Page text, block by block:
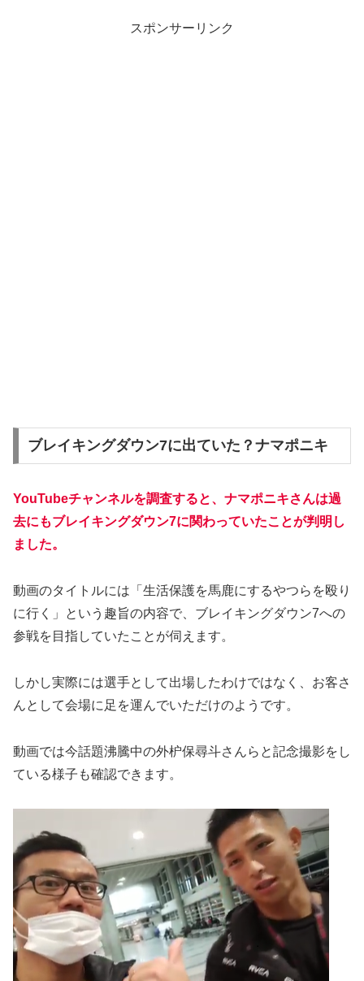
スポンサーリンク
ブレイキングダウン7に出ていた？ナマポニキ
YouTubeチャンネルを調査すると、ナマポニキさんは過
去にもブレイキングダウン7に関わっていたことが判明し
ました。
動画のタイトルには「生活保護を馬鹿にするやつらを殴り
に行く」という趣旨の内容で、ブレイキングダウン7への
参戦を目指していたことが伺えます。
しかし実際には選手として出場したわけではなく、お客さ
んとして会場に足を運んでいただけのようです。
動画では今話題沸騰中の外枦保尋斗さんらと記念撮影をし
ている様子も確認できます。